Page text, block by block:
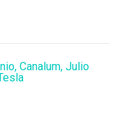
, Canalum, Julio